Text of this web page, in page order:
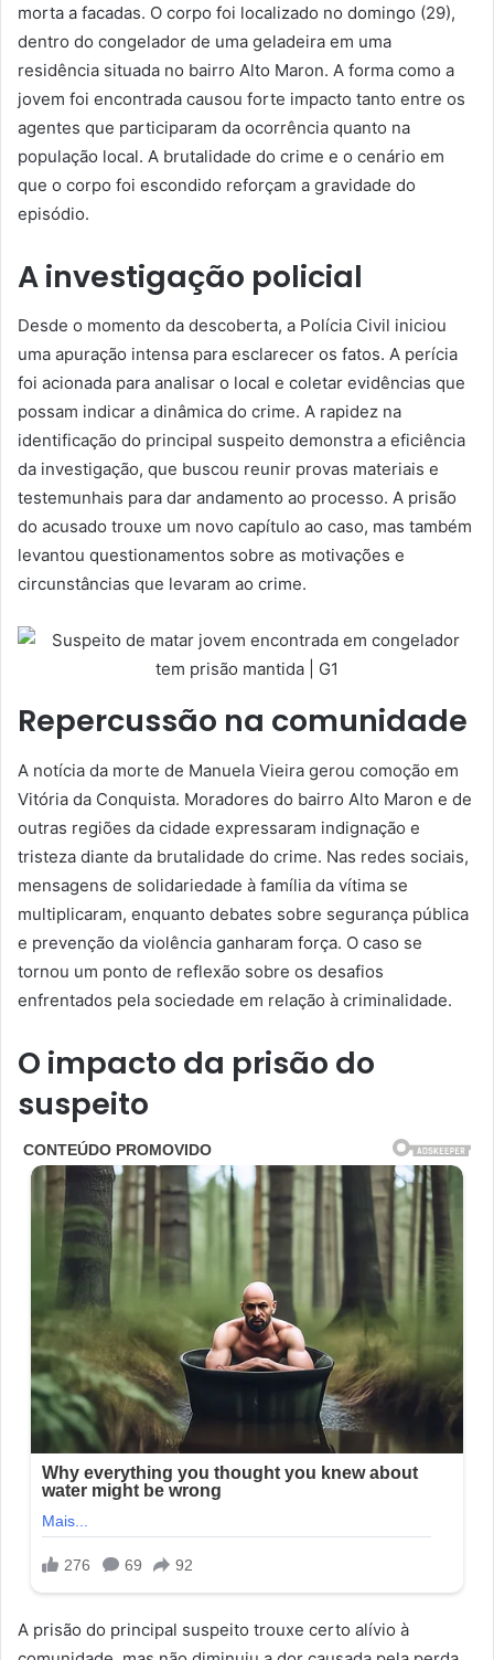
morta a facadas. O corpo foi localizado no domingo (29),
dentro do congelador de uma geladeira em uma
residência situada no bairro Alto Maron. A forma como a
jovem foi encontrada causou forte impacto tanto entre os
agentes que participaram da ocorrência quanto na
população local. A brutalidade do crime e o cenário em
que o corpo foi escondido reforçam a gravidade do
episódio.
A investigação policial
Desde o momento da descoberta, a Polícia Civil iniciou
uma apuração intensa para esclarecer os fatos. A perícia
foi acionada para analisar o local e coletar evidências que
possam indicar a dinâmica do crime. A rapidez na
identificação do principal suspeito demonstra a eficiência
da investigação, que buscou reunir provas materiais e
testemunhais para dar andamento ao processo. A prisão
do acusado trouxe um novo capítulo ao caso, mas também
levantou questionamentos sobre as motivações e
circunstâncias que levaram ao crime.
Repercussão na comunidade
A notícia da morte de Manuela Vieira gerou comoção em
Vitória da Conquista. Moradores do bairro Alto Maron e de
outras regiões da cidade expressaram indignação e
tristeza diante da brutalidade do crime. Nas redes sociais,
mensagens de solidariedade à família da vítima se
multiplicaram, enquanto debates sobre segurança pública
e prevenção da violência ganharam força. O caso se
tornou um ponto de reflexão sobre os desafios
enfrentados pela sociedade em relação à criminalidade.
O impacto da prisão do
suspeito
A prisão do principal suspeito trouxe certo alívio à